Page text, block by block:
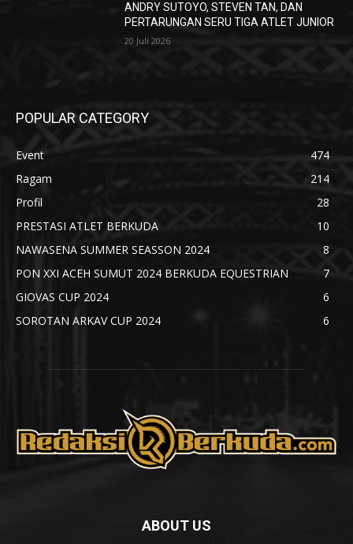
ANDRY SUTOYO, STEVEN TAN, DAN
PERTARUNGAN SERU TIGA ATLET JUNIOR
20 Juli 2026
POPULAR CATEGORY
Event
474
Ragam
214
Profil
28
PRESTASI ATLET BERKUDA
10
NAWASENA SUMMER SEASSON 2024
8
PON XXI ACEH SUMUT 2024 BERKUDA EQUESTRIAN
7
GIOVAS CUP 2024
6
SOROTAN ARKAV CUP 2024
6
ABOUT US